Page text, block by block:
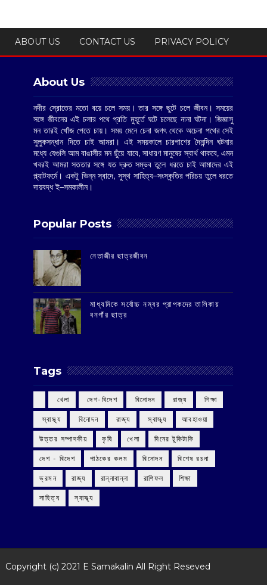
ABOUT US CONTACT US PRIVACY POLICY
About Us
নদীর স্রোতের মতো বয়ে চলে সময়। তার সঙ্গে ছুটে চলে জীবন। সময়ের
সঙ্গে জীবনের এই চলার পথে প্রতি মুহূর্তে ঘটে চলেছে নানা ঘটনা। জিজ্ঞাসু
মন তারই খোঁজ পেতে চায়। সময় মেনে চেনা জগৎ থেকে অচেনা পথের সেই
সুলুকসন্ধান দিতে চাই আমরা। এই সময়কালে চারপাশের দৈনন্দিন ঘটনার
মধ্যে যেগুলি আম বাঙালীর মন ছুঁয়ে যাবে, সাধারণ মানুষের স্বার্থ থাকবে, এমন
খবরই আমরা সততার সঙ্গে যত দ্রুত সম্ভব তুলে ধরতে চাই আমাদের এই
প্ল্যাটফর্মে। একটু ভিন্ন স্বাদে, সুস্থ সাহিত্য–সংস্কৃতির পরিচয় তুলে ধরতে
দায়বদ্ধ ই–সমকালীন।
Popular Posts
‌নেতাজীর ছাত্রজীবন
মাধ্যমিকে সর্বোচ্চ নম্বর প্রাপকদের তালিকায়
বনগাঁর ছাত্র
Tags
‌ খেলা ‌ দেশ-বিদেশ ‌ বিনোদন ‌ রাজ্য ‌ শিক্ষা
‌ স্বাস্থ্য ‌ বিনোদন ‌ রাজ্য ‌ স্বাস্থ্য আবহাওয়া
উত্তর সম্পাদকীয় কৃষি খেলা দিনের টুকিটাকি
দেশ - বিদেশ পাঠকের কলম বিনোদন বিশেষ রচনা
ভ্রমন রাজ্য রান্নাবান্না রাশিফল শিক্ষা
সাহিত্য স্বাস্থ্য
Copyright (c) 2021 E Samakalin All Right Reseved